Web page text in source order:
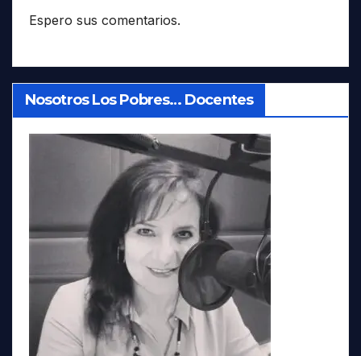
Espero sus comentarios.
Nosotros Los Pobres… Docentes